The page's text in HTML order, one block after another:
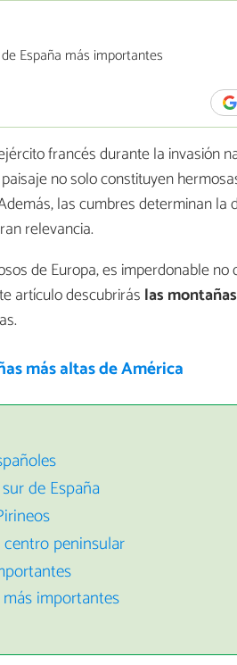
francés durante la invasión
no solo constituyen
las cumbres determinan la
relevancia.
de Europa, es imperdonable no
artículo descubrirás las
más altas de América
de España
peninsular
importantes